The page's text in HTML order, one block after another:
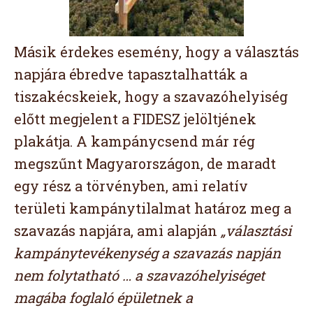
Másik érdekes esemény, hogy a választás
napjára ébredve tapasztalhatták a
tiszakécskeiek, hogy a szavazóhelyiség
előtt megjelent a FIDESZ jelöltjének
plakátja. A kampánycsend már rég
megszűnt Magyarországon, de maradt
egy rész a törvényben, ami relatív
területi kampánytilalmat határoz meg a
szavazás napjára, ami alapján „választási
kampánytevékenység a szavazás napján
nem folytatható … a szavazóhelyiséget
magába foglaló épületnek a